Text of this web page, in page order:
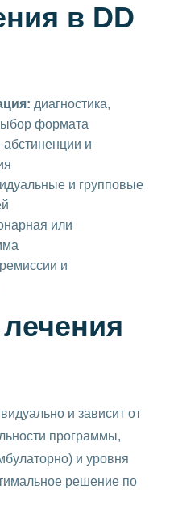
в DD
диагностика,
формата
абстиненции и
и групповые
или
и
и зависит от
программы,
и уровня
решение по